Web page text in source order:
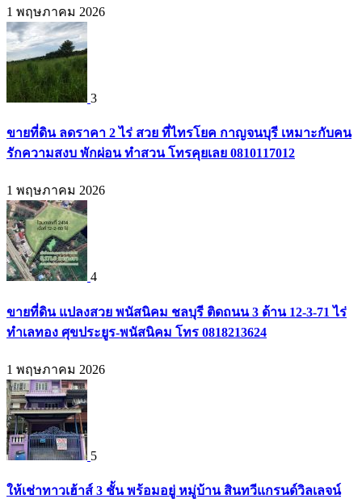
1 พฤษภาคม 2026
3
ขายที่ดิน ลดราคา 2 ไร่ สวย ที่ไทรโยค กาญจนบุรี เหมาะกับคน
รักความสงบ พักผ่อน ทำสวน โทรคุยเลย 0810117012
1 พฤษภาคม 2026
4
ขายที่ดิน แปลงสวย พนัสนิคม ชลบุรี ติดถนน 3 ด้าน 12-3-71 ไร่
ทำเลทอง ศุขประยูร-พนัสนิคม โทร 0818213624
1 พฤษภาคม 2026
5
ให้เช่าทาวเฮ้าส์ 3 ชั้น พร้อมอยู่ หมู่บ้าน สินทวีแกรนด์วิลเลจน์